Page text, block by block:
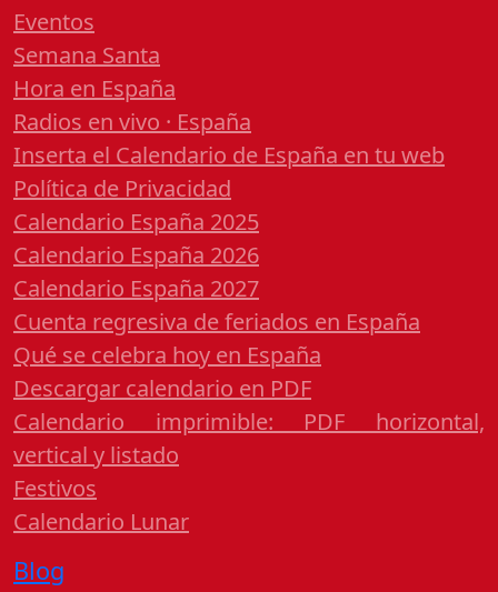
Eventos
Semana Santa
Hora en España
Radios en vivo · España
Inserta el Calendario de España en tu web
Política de Privacidad
Calendario España 2025
Calendario España 2026
Calendario España 2027
Cuenta regresiva de feriados en España
Qué se celebra hoy en España
Descargar calendario en PDF
Calendario imprimible: PDF horizontal,
vertical y listado
Festivos
Calendario Lunar
Blog